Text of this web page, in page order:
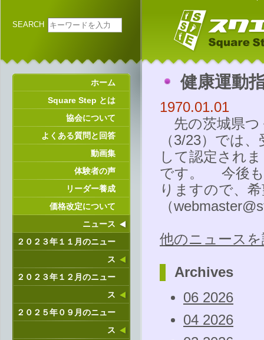
SEARCH
ホーム
Square Step とは
協会について
よくある質問と回答
動画集
体験者の声
リーダー養成
価格改定について
ニュース
２０２３年１１月のニュー
ス
２０２３年１２月のニュー
ス
２０２５年０９月のニュー
ス
健康運動
1970.01.01
先の茨城県つ
（3/23）では
して認定され
です。 今後も
りますので、
（
他のニュース
Archives
06 2026
04 2026